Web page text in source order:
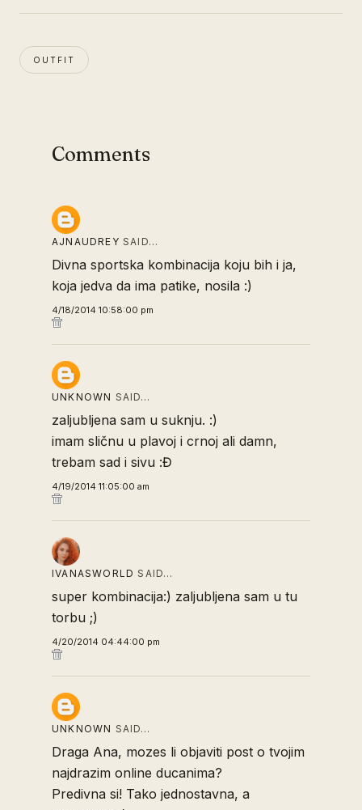
OUTFIT
Comments
AJNAUDREY SAID…
Divna sportska kombinacija koju bih i ja,
koja jedva da ima patike, nosila :)
4/18/2014 10:58:00 pm
UNKNOWN SAID…
zaljubljena sam u suknju. :)
imam sličnu u plavoj i crnoj ali damn,
trebam sad i sivu :Đ
4/19/2014 11:05:00 am
IVANASWORLD SAID…
super kombinacija:) zaljubljena sam u tu
torbu ;)
4/20/2014 04:44:00 pm
UNKNOWN SAID…
Draga Ana, mozes li objaviti post o tvojim
najdrazim online ducanima?
Predivna si! Tako jednostavna, a